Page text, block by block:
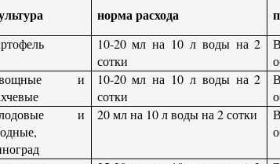
норма расхода
10-20 мл на 10 л воды на 2
сотки
и
10-20 мл на 10 л воды на 2
сотки
и
20 мл на 10 л воды на 2 сотки